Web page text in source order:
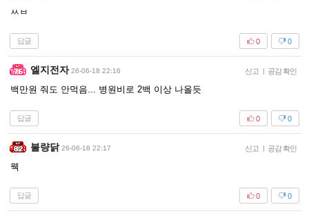
ㅆㅂ
답글 0
0
엘지전자 26-06-18 22:16 신고 | 공감 확인
백만원 줘도 안먹음... 병원비로 2백 이상 나올듯
답글 0
0
불량닭 26-06-18 22:17 신고 | 공감 확인
웩
답글 0
0